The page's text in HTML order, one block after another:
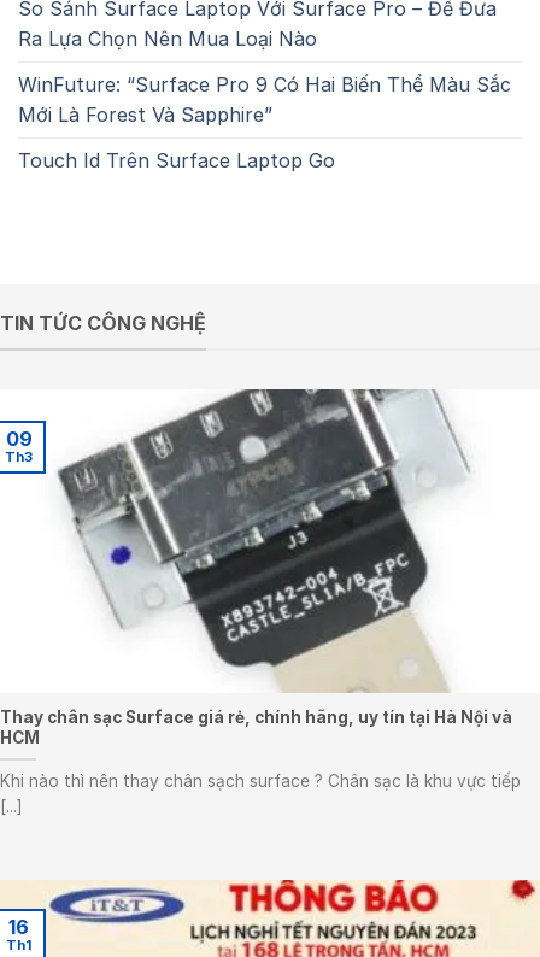
So Sánh Surface Laptop Với Surface Pro – Để Đưa
Ra Lựa Chọn Nên Mua Loại Nào
WinFuture: “Surface Pro 9 Có Hai Biến Thể Màu Sắc
Mới Là Forest Và Sapphire”
Touch Id Trên Surface Laptop Go
TIN TỨC CÔNG NGHỆ
Thay chân sạc Surface giá rẻ, chính hãng, uy tín tại Hà Nội và
HCM
Khi nào thì nên thay chân sạch surface ? Chân sạc là khu vực tiếp
[...]
09
Th3
16
Th1